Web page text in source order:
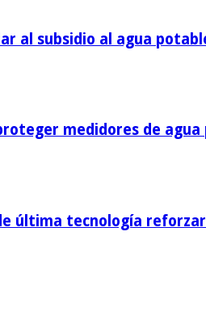
al subsidio al agua
medidores de
última tecnología